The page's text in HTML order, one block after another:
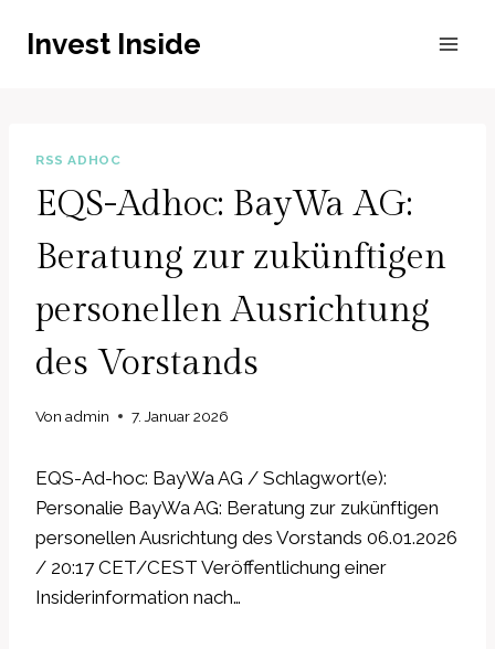
InhaltInvest Inside
RSS ADHOC
EQS-Adhoc: BayWa AG:
Beratung zur zukünftigen
personellen Ausrichtung
des Vorstands
Von admin 7. Januar 2026
EQS-Ad-hoc: BayWa AG / Schlagwort(e):
Personalie BayWa AG: Beratung zur zukünftigen
personellen Ausrichtung des Vorstands 06.01.2026
/ 20:17 CET/CEST Veröffentlichung einer
Insiderinformation nach…